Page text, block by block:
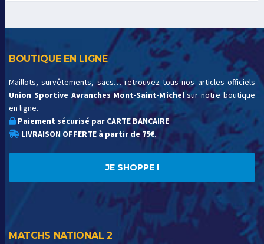
BOUTIQUE EN LIGNE
Maillots, survêtements, sacs… retrouvez tous nos articles officiels
Union Sportive Avranches Mont-Saint-Michelsur notre boutique
en ligne.
Paiement sécurisé par CARTE BANCAIRE
LIVRAISON OFFERTE à partir de 75€.
JE SHOPPE !
MATCHS NATIONAL 2